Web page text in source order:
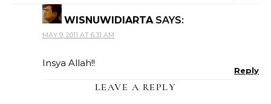
WISNUWIDIARTA SAYS:
MAY 9, 2011 AT 6:31 AM
Insya Allah!!
Reply
LEAVE A REPLY